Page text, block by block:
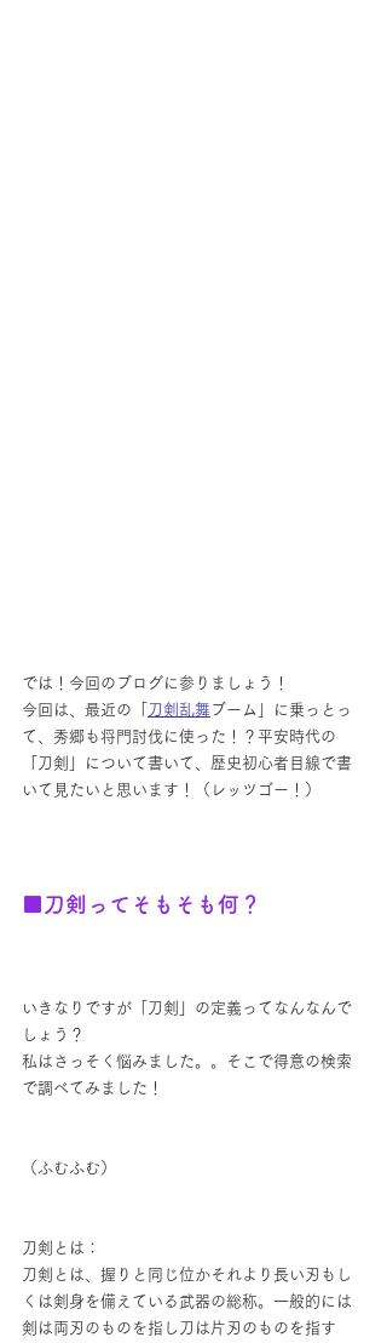
では！今回のブログに参りましょう！
今回は、最近の「 刀剣乱舞 ブーム」に乗っとっ
て、秀郷も将門討伐に使った！？平安時代の
「刀剣」について書いて、歴史初心者目線で書
いて見たいと思います！（レッツゴー！）
■刀剣ってそもそも何？
いきなりですが「刀剣」の定義ってなんなんで
しょう？
私はさっそく悩みました。。そこで得意の検索
で調べてみました！
（ふむふむ）
刀剣とは：
刀剣とは、握りと同じ位かそれより長い刃もし
くは剣身を備えている武器の総称。一般的には
剣は両刃のものを指し刀は片刃のものを指す